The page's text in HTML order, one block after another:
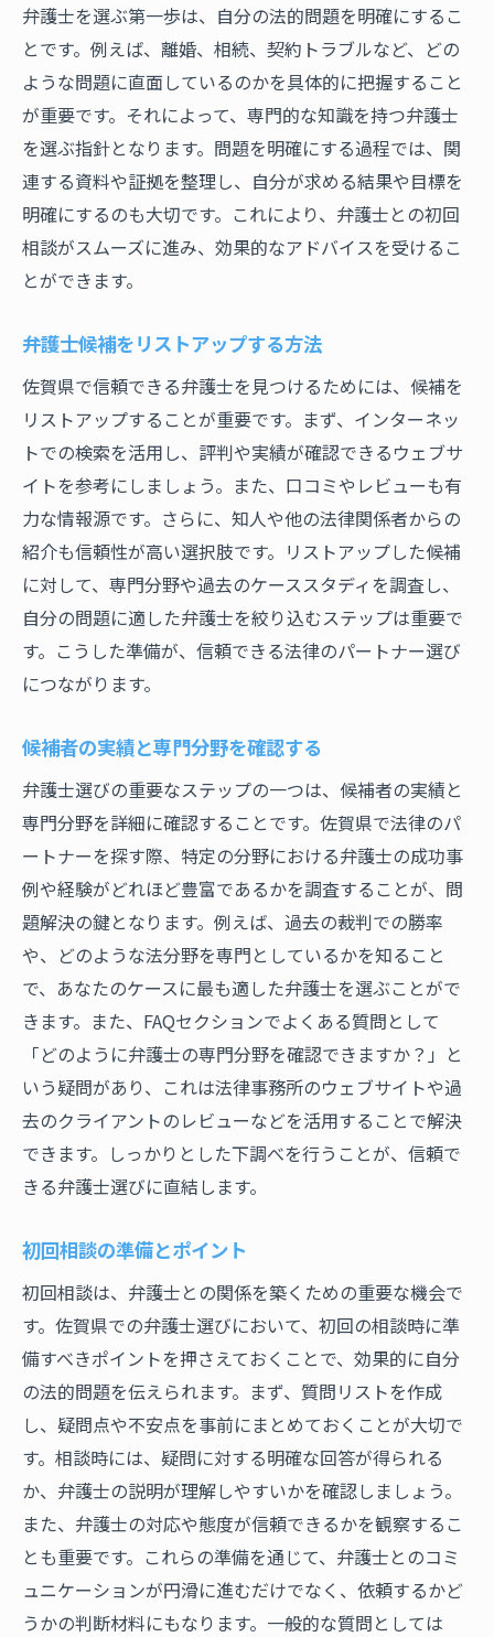
弁護士を選ぶ第一歩は、自分の法的問題を明確にするこ
とです。例えば、離婚、相続、契約トラブルなど、どの
ような問題に直面しているのかを具体的に把握すること
が重要です。それによって、専門的な知識を持つ弁護士
を選ぶ指針となります。問題を明確にする過程では、関
連する資料や証拠を整理し、自分が求める結果や目標を
明確にするのも大切です。これにより、弁護士との初回
相談がスムーズに進み、効果的なアドバイスを受けるこ
とができます。
弁護士候補をリストアップする方法
佐賀県で信頼できる弁護士を見つけるためには、候補を
リストアップすることが重要です。まず、インターネッ
トでの検索を活用し、評判や実績が確認できるウェブサ
イトを参考にしましょう。また、口コミやレビューも有
力な情報源です。さらに、知人や他の法律関係者からの
紹介も信頼性が高い選択肢です。リストアップした候補
に対して、専門分野や過去のケーススタディを調査し、
自分の問題に適した弁護士を絞り込むステップは重要で
す。こうした準備が、信頼できる法律のパートナー選び
につながります。
候補者の実績と専門分野を確認する
弁護士選びの重要なステップの一つは、候補者の実績と
専門分野を詳細に確認することです。佐賀県で法律のパ
ートナーを探す際、特定の分野における弁護士の成功事
例や経験がどれほど豊富であるかを調査することが、問
題解決の鍵となります。例えば、過去の裁判での勝率
や、どのような法分野を専門としているかを知ること
で、あなたのケースに最も適した弁護士を選ぶことがで
きます。また、FAQセクションでよくある質問として
「どのように弁護士の専門分野を確認できますか？」と
いう疑問があり、これは法律事務所のウェブサイトや過
去のクライアントのレビューなどを活用することで解決
できます。しっかりとした下調べを行うことが、信頼で
きる弁護士選びに直結します。
初回相談の準備とポイント
初回相談は、弁護士との関係を築くための重要な機会で
す。佐賀県での弁護士選びにおいて、初回の相談時に準
備すべきポイントを押さえておくことで、効果的に自分
の法的問題を伝えられます。まず、質問リストを作成
し、疑問点や不安点を事前にまとめておくことが大切で
す。相談時には、疑問に対する明確な回答が得られる
か、弁護士の説明が理解しやすいかを確認しましょう。
また、弁護士の対応や態度が信頼できるかを観察するこ
とも重要です。これらの準備を通じて、弁護士とのコミ
ュニケーションが円滑に進むだけでなく、依頼するかど
うかの判断材料にもなります。一般的な質問としては